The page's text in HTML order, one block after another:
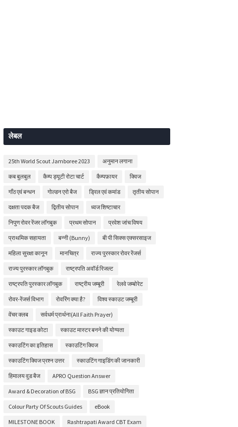
लेबल
25th World Scout Jamboree 2023 अनुमान लगाना
कब बुलबुल कैम्प ड्यूटी रोटा चार्ट कैम्पफ़ायर क्विज
गाँठ एवं बन्धन गोल्डन एरो बैज ड्रिल एवं कमांड तृतीय सोपान
दक्षता पदक बैज द्वितीय सोपान ध्वज शिष्टाचार
निपुण रोवर रेंजर लॉगबुक प्रथम सोपान प्रवेश जांच विषय
प्राथमिक सहायता बन्नी (Bunny) बी पी सिक्स एक्सरसाइज
महिला सुरक्षा कानून मानचित्र राज्य पुरस्कार रोवर रेंजर्स
राज्य पुरस्कार लॉगबुक राष्ट्रपति अवॉर्ड रिजल्ट
राष्ट्रपति पुरस्कार लॉगबुक राष्ट्रीय जम्बूरी रेलवे जम्बोरेट
रोवर-रेंजर्स विभाग रोवरिंग क्या है? विश्व स्काउट जम्बूरी
वेंचर क्लब सर्वधर्म प्रार्थना(All Faith Prayer)
स्काउट गाइड कोटा स्काउट मास्टर बनने की योग्यता
स्काउटिंग का इतिहास स्काउटिंग क्विज
स्काउटिंग क्विज प्रश्न उत्तर स्काउटिंग गाइडिंग की जानकारी
हिमालय वुड बैज APRO Question Answer
Award & Decoration of BSG BSG ज्ञान प्रतियोगिता
Colour Party Of Scouts Guides eBook
MILESTONE BOOK Rashtrapati Award CBT Exam